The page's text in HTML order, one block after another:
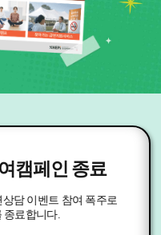
캠페인 종료
담 이벤트 참여 폭주로
료합니다.